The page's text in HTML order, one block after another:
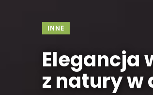
INNE
Elegancja
z natury w